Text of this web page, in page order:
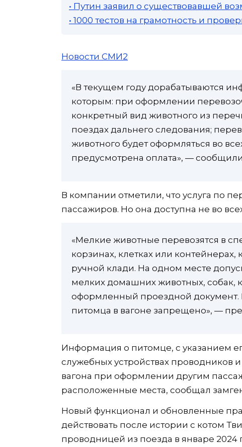
• Путин заявил о существовавшей
• 1000 тестов на грамотность и
Новости СМИ2
«В текущем году дорабатываются
которым: при оформлении
конкретный вид животного из
поездах дальнего следования;
животного будет оформляться во
предусмотрена оплата», —
В компании отметили, что услуга по
пассажиров. Но она доступна не во
«Мелкие животные перевозятся в
корзинах, клетках или
ручной клади. На одном месте
мелких домашних животных, собак,
оформленный проездной документ.
питомца в вагоне запрещено», —
Информация о питомце, с указанием
служебных устройствах проводников
вагона при оформлении другим
расположенные места, сообщал
Новый функционал и обновленные
действовать после истории с котом
проводницей из поезда в январе